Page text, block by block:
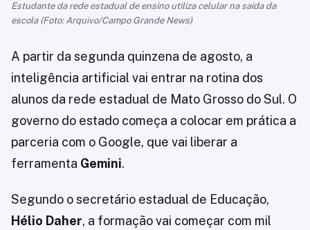
Estudante da rede estadual de ensino utiliza celular na saída da
escola (Foto: Arquivo/Campo Grande News)
A partir da segunda quinzena de agosto, a
inteligência artificial vai entrar na rotina dos
alunos da rede estadual de Mato Grosso do Sul. O
governo do estado começa a colocar em prática a
parceria com o Google, que vai liberar a
ferramenta Gemini.
Segundo o secretário estadual de Educação,
Hélio Daher, a formação vai começar com mil